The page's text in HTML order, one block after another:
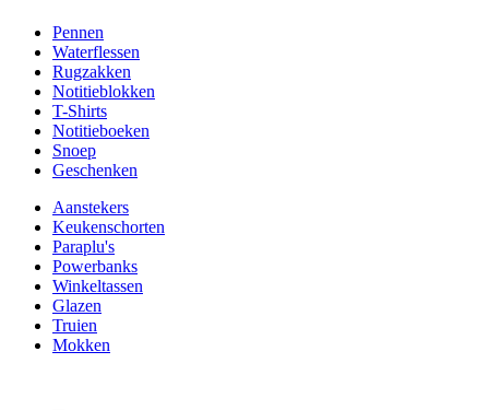
Pennen
Waterflessen
Rugzakken
Notitieblokken
T-Shirts
Notitieboeken
Snoep
Geschenken
Aanstekers
Keukenschorten
Paraplu's
Powerbanks
Winkeltassen
Glazen
Truien
Mokken